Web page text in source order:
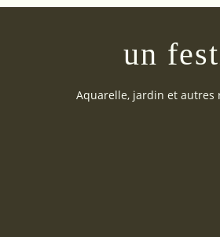
un
Aquarelle, jardin et autres